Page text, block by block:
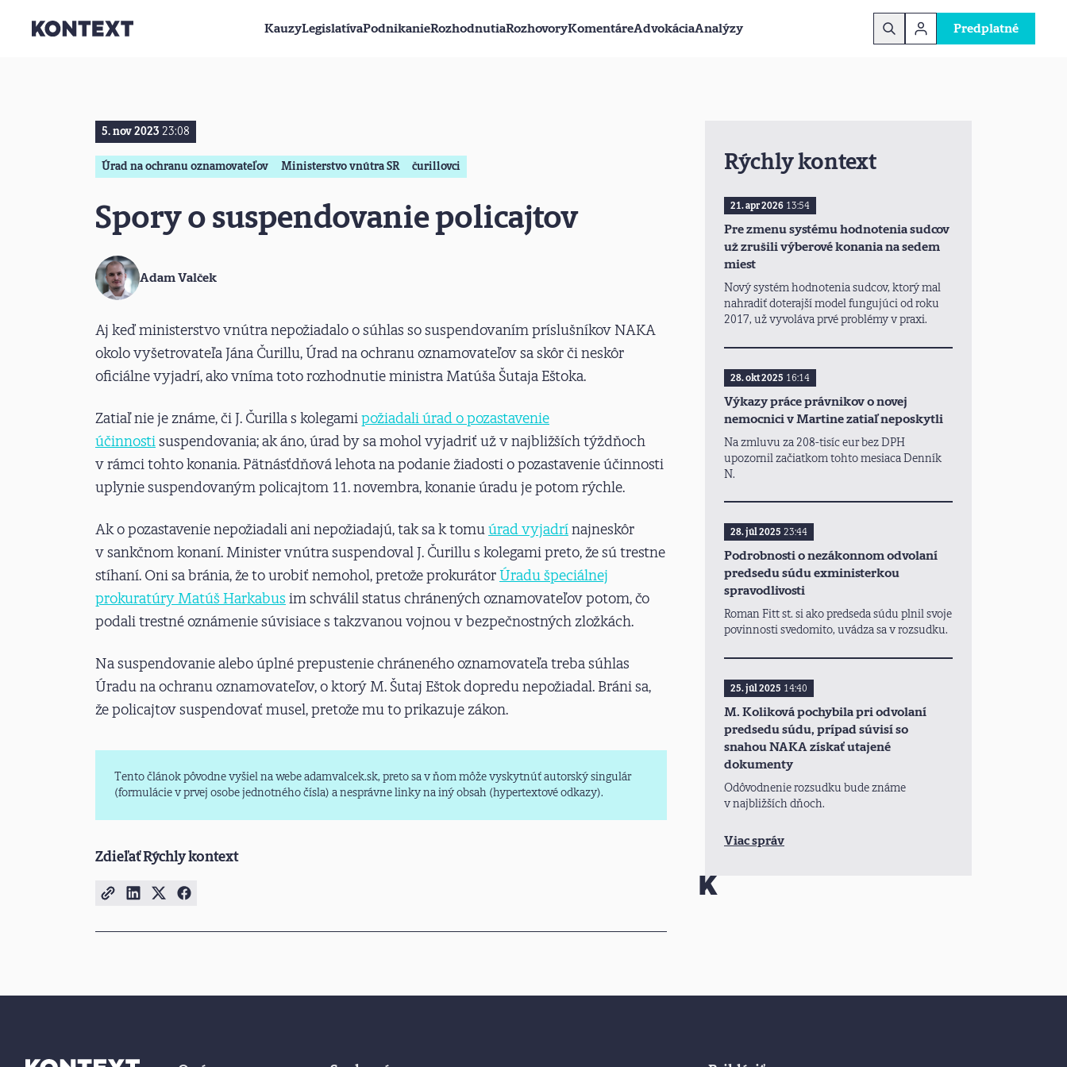
KauzyLegislatívaPodnikanieRozhodnutiaRozhovoryKomentáreAdvokáciaAnalýzy Predplatné
5. nov 2023 23:08
Úrad na ochranu oznamovateľov Ministerstvo vnútra SR čurillovci
Spory o suspendovanie policajtov
Adam Valček
Aj keď ministerstvo vnútra nepožiadalo o súhlas so suspendovaním príslušníkov NAKA
okolo vyšetrovateľa Jána Čurillu, Úrad na ochranu oznamovateľov sa skôr či neskôr
oficiálne vyjadrí, ako vníma toto rozhodnutie ministra Matúša Šutaja Eštoka.
Zatiaľ nie je známe, či J. Čurilla s kolegamipožiadali úrad o pozastavenie
účinnostisuspendovania; ak áno, úrad by sa mohol vyjadriť už v najbližších týždňoch
v rámci tohto konania. Pätnásťdňová lehota na podanie žiadosti o pozastavenie účinnosti
uplynie suspendovaným policajtom 11. novembra, konanie úradu je potom rýchle.
Ak o pozastavenie nepožiadali ani nepožiadajú, tak sa k tomuúrad vyjadrínajneskôr
v sankčnom konaní. Minister vnútra suspendoval J. Čurillu s kolegami preto, že sú trestne
stíhaní. Oni sa bránia, že to urobiť nemohol, pretože prokurátorÚradu špeciálnej
prokuratúry Matúš Harkabus im schválil status chránených oznamovateľov potom, čo
podali trestné oznámenie súvisiace s takzvanou vojnou v bezpečnostných zložkách.
Na suspendovanie alebo úplné prepustenie chráneného oznamovateľa treba súhlas
Úradu na ochranu oznamovateľov, o ktorý M. Šutaj Eštok dopredu nepožiadal. Bráni sa,
že policajtov suspendovať musel, pretože mu to prikazuje zákon.
Tento článok pôvodne vyšiel na webe adamvalcek.sk, preto sa v ňom môže vyskytnúť autorský singulár
(formulácie v prvej osobe jednotného čísla) a nesprávne linky na iný obsah (hypertextové odkazy).
Zdieľať Rýchly kontext
Rýchly kontext
21. apr 2026 13:54
Pre zmenu systému hodnotenia sudcov
už zrušili výberové konania na sedem
miest
Nový systém hodnotenia sudcov, ktorý mal
nahradiť doterajší model fungujúci od roku
2017, už vyvoláva prvé problémy v praxi.
28. okt 2025 16:14
Výkazy práce právnikov o novej
nemocnici v Martine zatiaľ neposkytli
Na zmluvu za 208-tisíc eur bez DPH
upozornil začiatkom tohto mesiaca Denník
N.
28. júl 2025 23:44
Podrobnosti o nezákonnom odvolaní
predsedu súdu exministerkou
spravodlivosti
Roman Fitt st. si ako predseda súdu plnil svoje
povinnosti svedomito, uvádza sa v rozsudku.
25. júl 2025 14:40
M. Koliková pochybila pri odvolaní
predsedu súdu, prípad súvisí so
snahou NAKA získať utajené
dokumenty
Odôvodnenie rozsudku bude známe
v najbližších dňoch.
Viac správ